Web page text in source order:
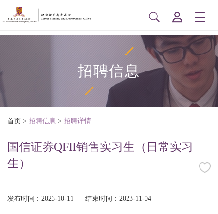
招聘信息
首页 > 招聘信息 > 招聘详情
国信证券QFII销售实习生（日常实习
生）
发布时间：2023-10-11 结束时间：2023-11-04